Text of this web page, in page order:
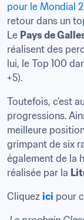
pour le Mondial
retour dans un
Le Pays de
réalisent des
lui, le Top 100
+5).
Toutefois, c’est
progressions.
meilleure
grimpant de six
également de la
réalisée par la
Cliquez ici pour